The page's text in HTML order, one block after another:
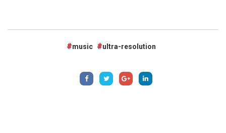
music ultra-resolution